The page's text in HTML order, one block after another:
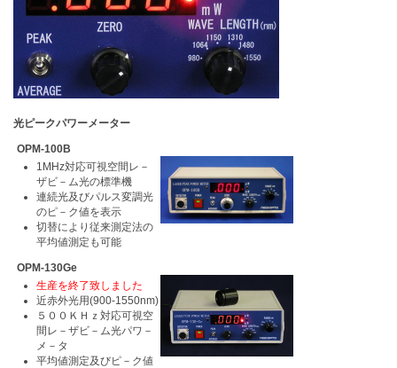
光ピークパワーメーター
OPM-100B
1MHz対応可視空間レ－
ザビ－ム光の標準機
連続光及びパルス変調光
のピ－ク値を表示
切替により従来測定法の
平均値測定も可能
OPM-130Ge
生産を終了致しました
近赤外光用(900-1550nm)
５００ＫＨｚ対応可視空
間レ－ザビ－ム光パワ－
メ－タ
平均値測定及びピ－ク値